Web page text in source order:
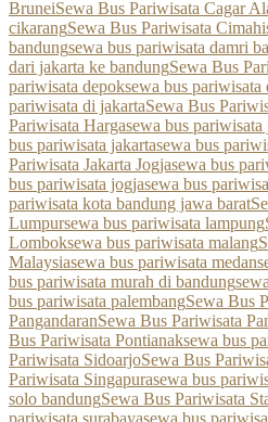
BruneiSewa Bus Pariwisata Cagar
cikarangSewa Bus Pariwisata Cimahi
bandungsewa bus pariwisata damri
dari jakarta ke bandungSewa Bus
pariwisata depoksewa bus pariwisata
pariwisata di jakartaSewa Bus
Pariwisata Hargasewa bus
bus pariwisata jakartasewa bus
Pariwisata Jakarta Jogjasewa bus
bus pariwisata jogjasewa bus
pariwisata kota bandung jawa barat
Lumpursewa bus pariwisata lampung
Lomboksewa bus pariwisata malang
Malaysiasewa bus pariwisata medan
bus pariwisata murah di bandung
bus pariwisata palembangSewa Bus
PangandaranSewa Bus Pariwisata
Bus Pariwisata Pontianaksewa bus
Pariwisata SidoarjoSewa Bus
Pariwisata Singapurasewa bus
solo bandungSewa Bus Pariwisata